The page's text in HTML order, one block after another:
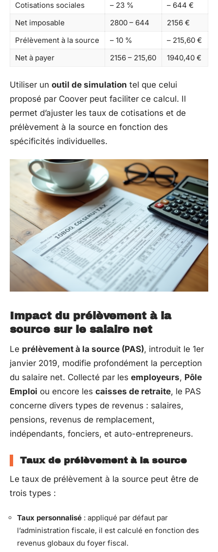
Cotisations sociales
– 23 %
– 644 €
Net imposable
2800 – 644
2156 €
Prélèvement à la source
– 10 %
– 215,60 €
Net à payer
2156 – 215,60 1940,40 €
Utiliser un outil de simulation tel que celui
proposé par Coover peut faciliter ce calcul. Il
permet d’ajuster les taux de cotisations et de
prélèvement à la source en fonction des
spécificités individuelles.
Impact du prélèvement à la
source sur le salaire net
Le prélèvement à la source (PAS), introduit le 1er
janvier 2019, modifie profondément la perception
du salaire net. Collecté par les employeurs, Pôle
Emploi ou encore les caisses de retraite, le PAS
concerne divers types de revenus : salaires,
pensions, revenus de remplacement,
indépendants, fonciers, et auto-entrepreneurs.
Taux de prélèvement à la source
Le taux de prélèvement à la source peut être de
trois types :
Taux personnalisé : appliqué par défaut par
l’administration fiscale, il est calculé en fonction des
revenus globaux du foyer fiscal.